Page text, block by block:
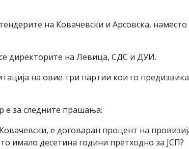
на Ковачевски и Арсовска,
директорите на Левица, СДС и ДУИ.
на овие три партии кои го
е за следните прашања:
е договаран процент на
имало десетина години претходно за ЈСП?